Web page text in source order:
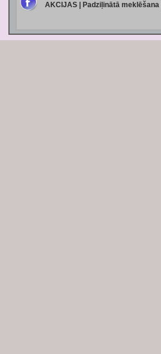
AKCIJAS| Padziļinātā meklēšana|